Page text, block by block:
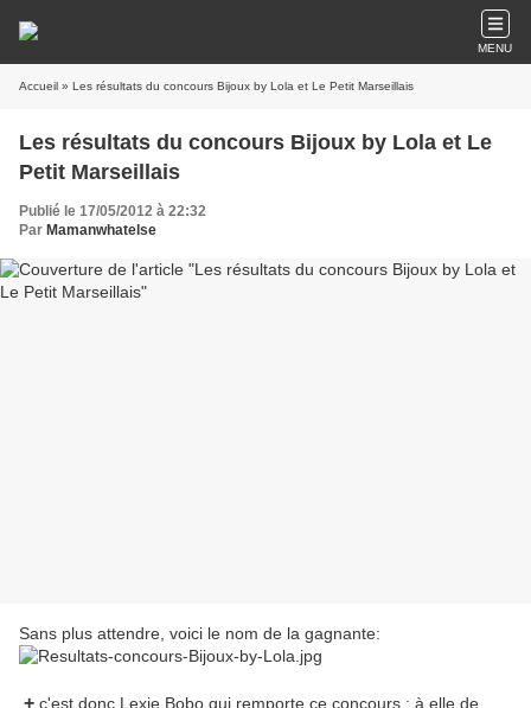
MENU
Accueil » Les résultats du concours Bijoux by Lola et Le Petit Marseillais
Les résultats du concours Bijoux by Lola et Le
Petit Marseillais
Publié le 17/05/2012 à 22:32
Par Mamanwhatelse
Sans plus attendre, voici le nom de la gagnante:
+ c'est donc Lexie Bobo qui remporte ce concours : à elle de